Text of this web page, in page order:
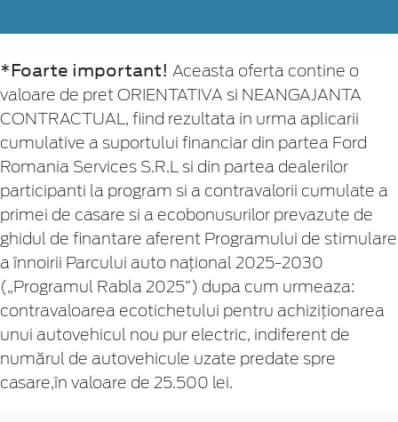
*Foarte important! Aceasta oferta contine o
valoare de pret ORIENTATIVA si NEANGAJANTA
CONTRACTUAL, fiind rezultata in urma aplicarii
cumulative a suportului financiar din partea Ford
Romania Services S.R.L si din partea dealerilor
participanti la program si a contravalorii cumulate a
primei de casare si a ecobonusurilor prevazute de
ghidul de finantare aferent Programului de stimulare
a înnoirii Parcului auto naţional 2025-2030
(„Programul Rabla 2025”) dupa cum urmeaza:
contravaloarea ecotichetului pentru achiziționarea
unui autovehicul nou pur electric, indiferent de
numărul de autovehicule uzate predate spre
casare,în valoare de 25.500 lei.